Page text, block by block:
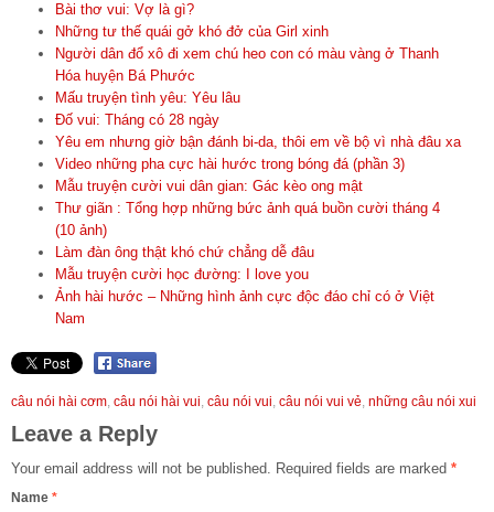
Bài thơ vui: Vợ là gì?
Những tư thế quái gở khó đở của Girl xinh
Người dân đổ xô đi xem chú heo con có màu vàng ở Thanh
Hóa huyện Bá Phước
Mấu truyện tình yêu: Yêu lâu
Đố vui: Tháng có 28 ngày
Yêu em nhưng giờ bận đánh bi-da, thôi em về bộ vì nhà đâu xa
Video những pha cực hài hước trong bóng đá (phần 3)
Mẫu truyện cười vui dân gian: Gác kèo ong mật
Thư giãn : Tổng hợp những bức ảnh quá buồn cười tháng 4
(10 ảnh)
Làm đàn ông thật khó chứ chẳng dễ đâu
Mẫu truyện cười học đường: I love you
Ảnh hài hước – Những hình ảnh cực độc đáo chỉ có ở Việt
Nam
câu nói hài cơm câu nói hài vui câu nói vui câu nói vui vẻ những câu nói xui
Leave a Reply
Your email address will not be published. Required fields are marked *
Name *